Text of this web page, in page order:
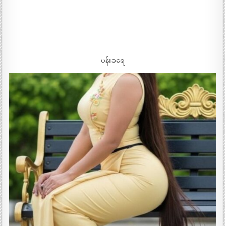
ပန်းခရေ